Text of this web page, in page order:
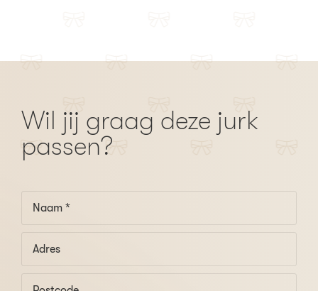
Wil jij graag deze jurk
passen?